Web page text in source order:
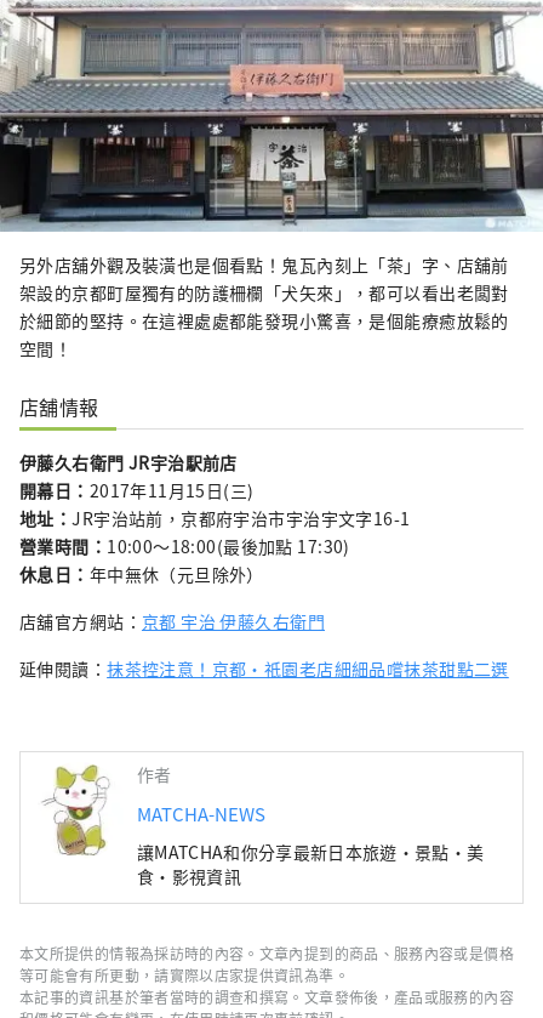
另外店舖外觀及裝潢也是個看點！鬼瓦內刻上「茶」字、店舖前
架設的京都町屋獨有的防護柵欄「犬矢來」，都可以看出老闆對
於細節的堅持。在這裡處處都能發現小驚喜，是個能療癒放鬆的
空間！
店舖情報
伊藤久右衛門 JR宇治駅前店
開幕日： 2017年11月15日(三)
地址：JR宇治站前，京都府宇治市宇治宇文字16-1
營業時間： 10:00〜18:00(最後加點 17:30)
休息日： 年中無休（元旦除外）
店舖官方網站： 京都 宇治 伊藤久右衛門
延伸閱讀：抹茶控注意！京都・祇園老店細細品嚐抹茶甜點二選
作者
MATCHA-NEWS
讓MATCHA和你分享最新日本旅遊・景點・美
食・影視資訊
本文所提供的情報為採訪時的內容。文章內提到的商品、服務內容或是價格
等可能會有所更動，請實際以店家提供資訊為準。
本記事的資訊基於筆者當時的調查和撰寫。文章發佈後，產品或服務的內容